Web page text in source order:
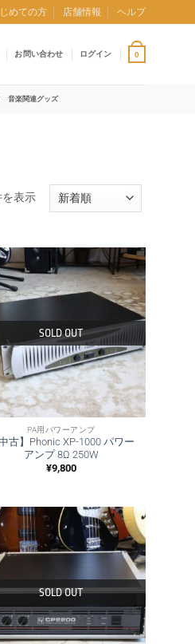
めての方 店舗情報 ヘルプ
お問い合わせ ログイン 0
音楽関連グッズ
表示新
順
SOLD OUT
PA用パワーアンプ
中古】Phonic XP-1000 パワー
アンプ 8Ω 250W
¥9,800
SOLD OUT